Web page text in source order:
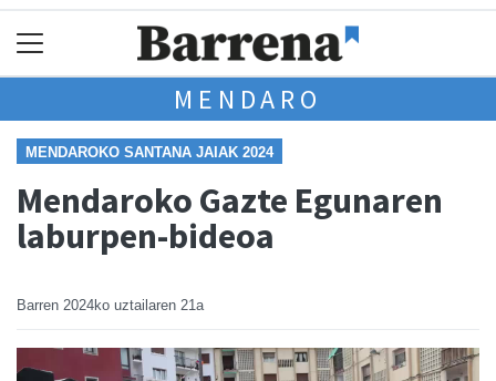
MENDARO
MENDAROKO SANTANA JAIAK 2024
Mendaroko Gazte Egunaren
laburpen-bideoa
Barren 2024ko uztailaren 21a